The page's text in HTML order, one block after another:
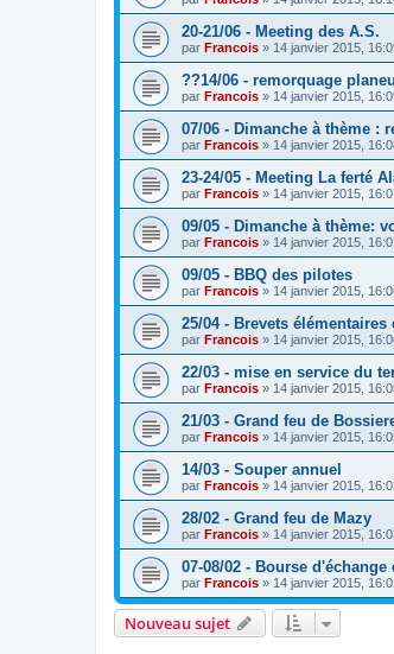
20-21/06 - Meeting des A.S.
par Francois » 14 janvier 2015,
??14/06 - remorquage
par Francois » 14 janvier 2015,
07/06 - Dimanche à thème :
par Francois » 14 janvier 2015,
23-24/05 - Meeting La ferté
par Francois » 14 janvier 2015,
09/05 - Dimanche à thème:
par Francois » 14 janvier 2015,
09/05 - BBQ des pilotes
par Francois » 14 janvier 2015,
25/04 - Brevets
par Francois » 14 janvier 2015,
22/03 - mise en service du
par Francois » 14 janvier 2015,
21/03 - Grand feu de
par Francois » 14 janvier 2015,
14/03 - Souper annuel
par Francois » 14 janvier 2015,
28/02 - Grand feu de Mazy
par Francois » 14 janvier 2015,
07-08/02 - Bourse d'échange
par Francois » 14 janvier 2015,
Nouveau sujet